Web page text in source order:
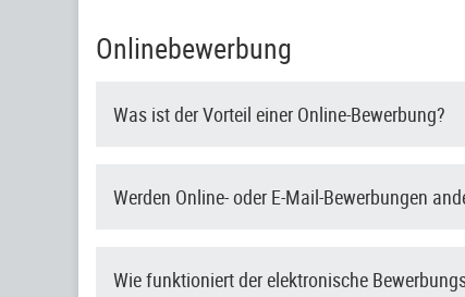
Onlinebewerbung
Was ist der Vorteil einer Online-Bewerbung?
Werden Online- oder E-Mail-Bewerbungen
Wie funktioniert der elektronische